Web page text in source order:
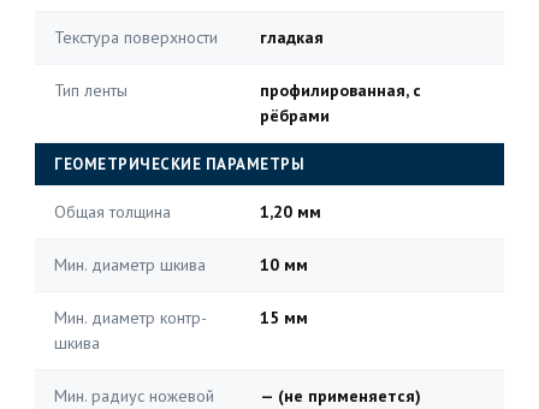
Текстура поверхности гладкая
Тип ленты
профилированная, с
рёбрами
ГЕОМЕТРИЧЕСКИЕ ПАРАМЕТРЫ
Общая толщина 1,20 мм
Мин. диаметр шкива 10 мм
Мин. диаметр контр-
шкива
15 мм
Мин. радиус ножевой
— (не применяется)